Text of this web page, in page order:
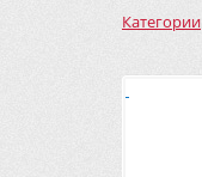
Категории